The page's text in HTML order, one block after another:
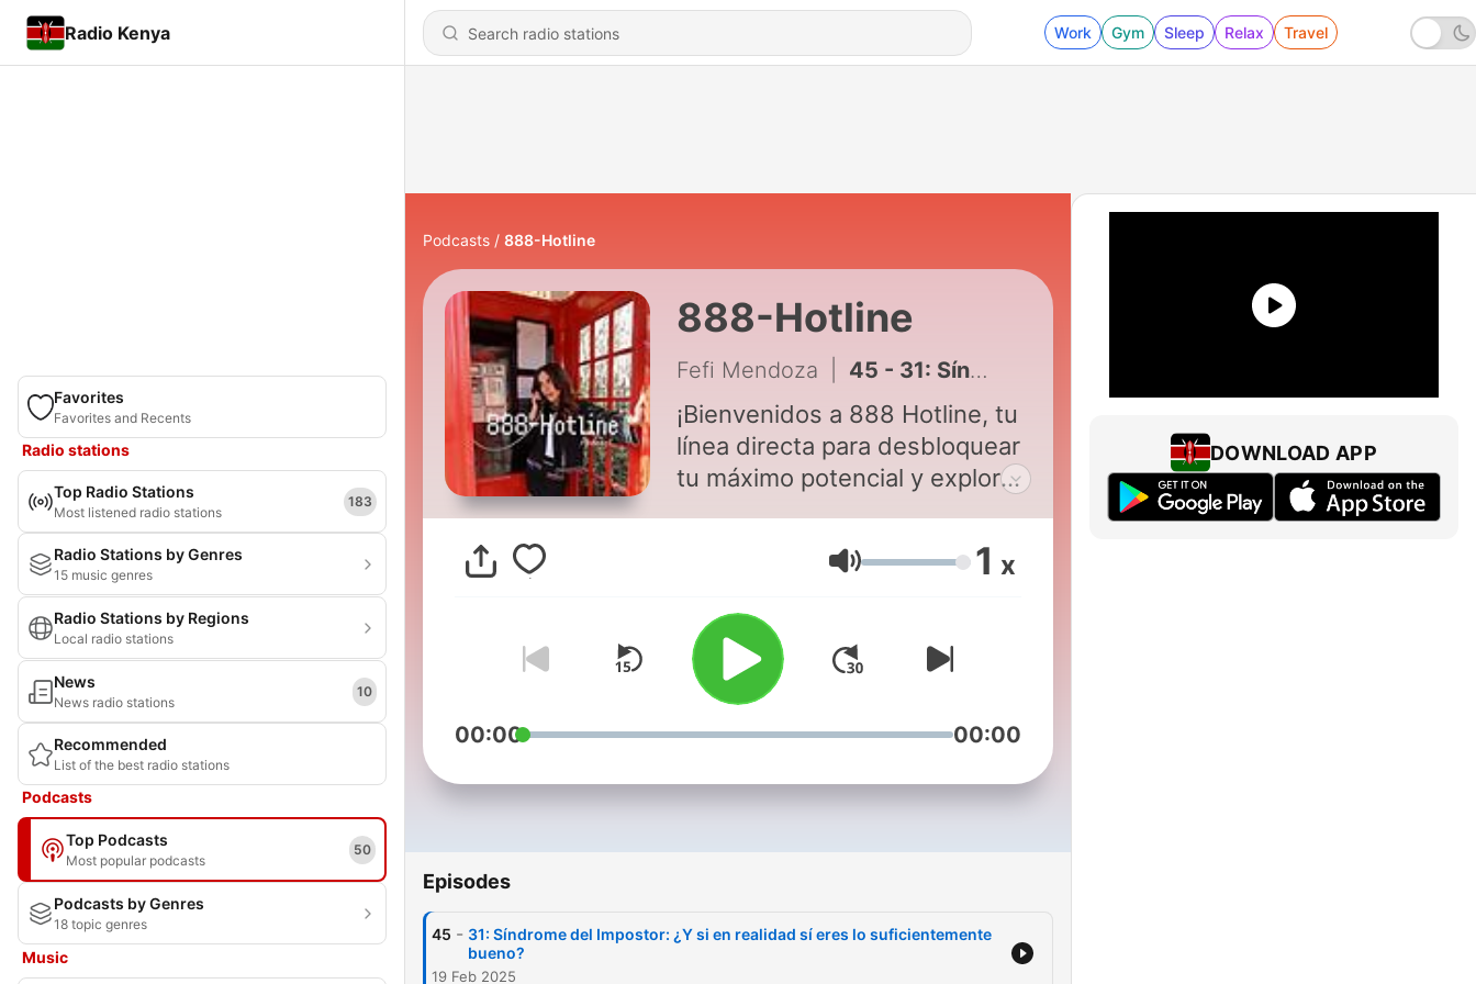
Radio Kenya Work Gym Sleep Relax Travel
Favorites
Favorites and Recents
Radio stations
Top Radio Stations
Most listened radio stations
183
Radio Stations by Genres
15 music genres
Radio Stations by Regions
Local radio stations
News
News radio stations
10
Recommended
List of the best radio stations
Podcasts
Top Podcasts
Most popular podcasts
50
Podcasts by Genres
18 topic genres
Music
Podcasts 888-Hotline
888-Hotline
Fefi Mendoza 45 - 31: Síndrome del Impostor: ¿Y si en realidad sí eres lo suficientemente bueno?
¡Bienvenidos a 888 Hotline, tu
línea directa para desbloquear
tu máximo potencial y explorar
emocionantes! Soy Fefi, tu
anfitriona, y estoy aquí para
autodescubrimiento,
crecimiento personal y
profesional. En cada episodio
de 888 Hotline, exploramos
desde el desarrollo personal y
sumergirás en conversaciones
Volume 1 x
00:00 00:00
Episodes
45 - 31: Síndrome del Impostor: ¿Y si en realidad sí eres lo suficientemente
bueno?
19 Feb 2025
DOWNLOAD APP